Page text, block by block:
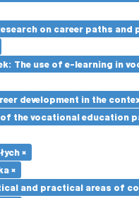
on career paths
The use of e-learning in
development in the
the vocational education
×
×
and practical areas of